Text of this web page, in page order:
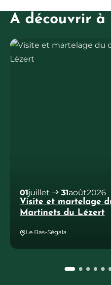
À découvrir à
Visite et martelage
Martinets du Lézert
01juillet 31août2026
Le Bas-Ségala
Visite et martelage du